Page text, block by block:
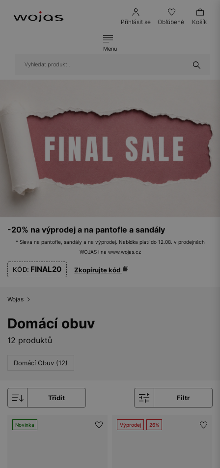
Přihlásit se Obľúbené Košík
Menu
-20% na výprodej a na pantofle a sandály
* Sleva na pantofle, sandály a na výprodej. Nabídka platí do 12.08. v prodejnách
WOJAS i na www.wojas.cz
KÓD: FINAL20 Zkopírujte kód
Wojas
Domácí obuv
12 produktů
Domácí Obuv (12)
Třídit Filtr
Novinka Výprodej 26%